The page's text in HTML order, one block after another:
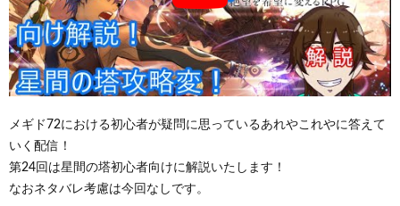
メギド72における初心者が疑問に思っているあれやこれやに答えて
いく配信！
第24回は星間の塔初心者向けに解説いたします！
なおネタバレ考慮は今回なしです。